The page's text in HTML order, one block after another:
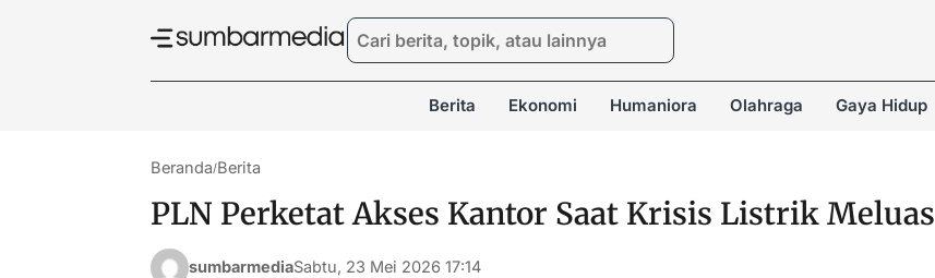
Berita Ekonomi Humaniora Olahraga Gaya Hidup
Beranda/Berita
PLN Perketat Akses Kantor Saat Krisis Listrik Meluas
sumbarmediaSabtu, 23 Mei 2026 17:14